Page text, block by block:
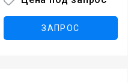
ЗАПРОС